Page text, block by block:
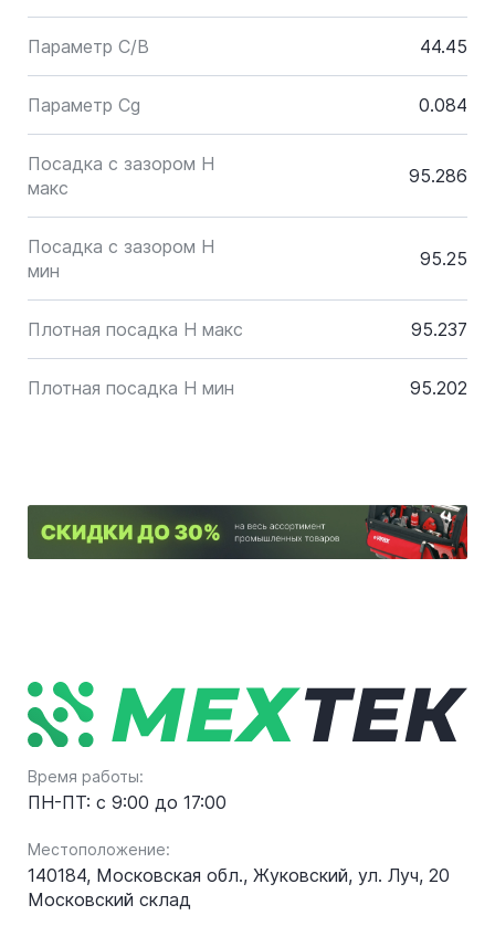
Параметр C/B 44.45
Параметр Cg 0.084
Посадка с зазором H
макс
95.286
Посадка с зазором H
мин
95.25
Плотная посадка H макс 95.237
Плотная посадка H мин 95.202
Время работы:
ПН-ПТ: с 9:00 до 17:00
Местоположение:
140184, Московская обл., Жуковский, ул. Луч, 20
Московский склад